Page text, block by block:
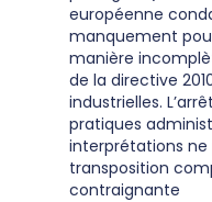
européenne
manquement
manière
de la directive
industrielles.
pratiques
interprétations
transposition
contraignante